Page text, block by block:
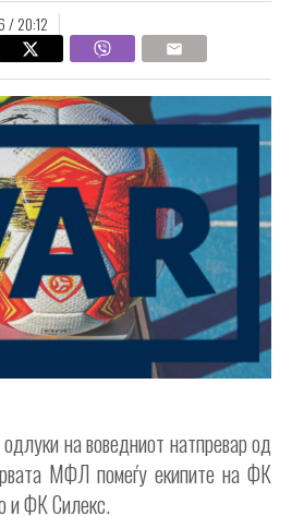
/ 20:12
на воведниот натпревар од
МФЛ помеѓу екипите на ФК
и ФК Силекс.